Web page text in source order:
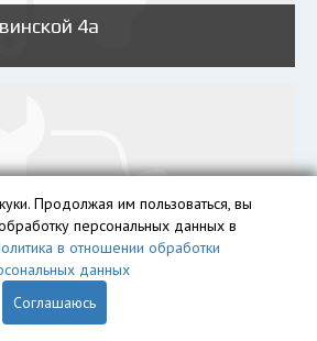
4а
проспекте 121
Продолжая им пользоваться, вы
персональных данных в
в отношении обработки
данных
Соглашаюсь